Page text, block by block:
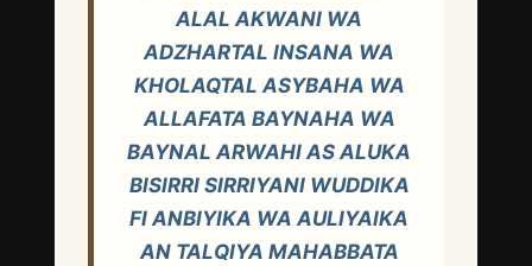
ALAL AKWANI WA
ADZHARTAL INSANA WA
KHOLAQTAL ASYBAHA WA
ALLAFATA BAYNAHA WA
BAYNAL ARWAHI AS ALUKA
BISIRRI SIRRIYANI WUDDIKA
FI ANBIYIKA WA AULIYAIKA
AN TALQIYA MAHABBATA